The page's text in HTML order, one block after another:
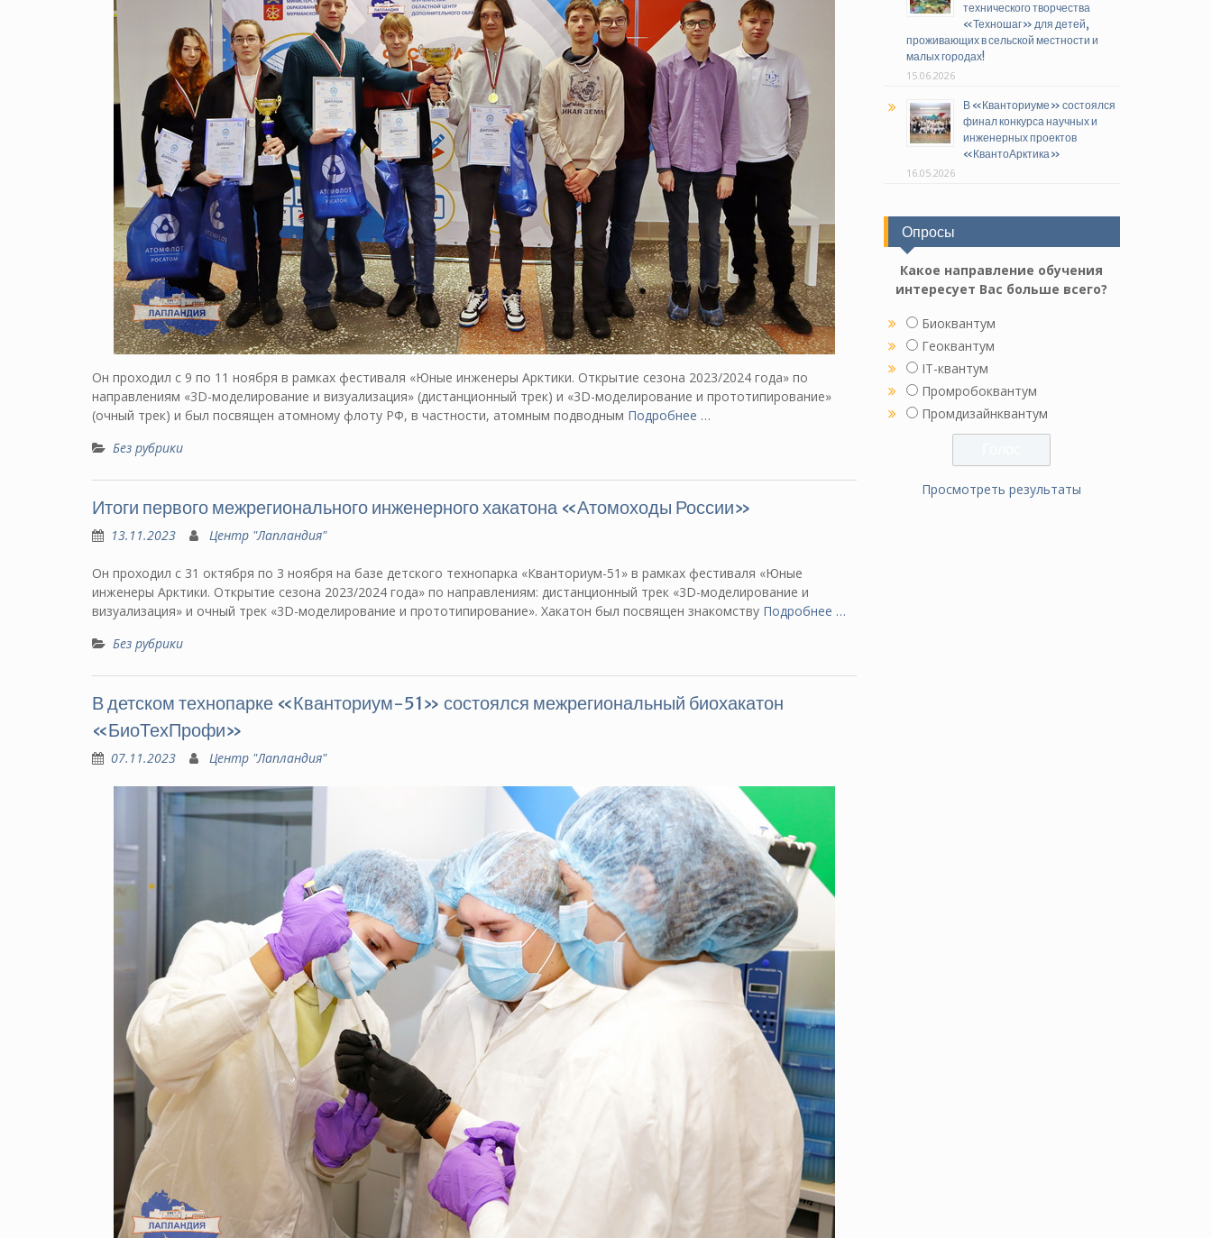
Он проходил с 9 по 11 ноября в рамках фестиваля «Юные инженеры Арктики. Открытие сезона 2023/2024 года» по
направлениям «3D-моделирование и визуализация» (дистанционный трек) и «3D-моделирование и прототипирование»
(очный трек) и был посвящен атомному флоту РФ, в частности, атомным подводным Подробнее …
Без рубрики
Итоги первого межрегионального инженерного хакатона «Атомоходы России»
13.11.2023 Центр "Лапландия"
Он проходил с 31 октября по 3 ноября на базе детского технопарка «Кванториум-51» в рамках фестиваля «Юные
инженеры Арктики. Открытие сезона 2023/2024 года» по направлениям: дистанционный трек «3D-моделирование и
визуализация» и очный трек «3D-моделирование и прототипирование». Хакатон был посвящен знакомству Подробнее …
Без рубрики
В детском технопарке «Кванториум-51» состоялся межрегиональный биохакатон
«БиоТехПрофи»
07.11.2023 Центр "Лапландия"
технического творчества
«Техношаг» для детей,
проживающих в сельской местности и
малых городах!
15.06.2026
В «Кванториуме» состоялся
финал конкурса научных и
инженерных проектов
«КвантоАрктика»
16.05.2026
Опросы
Какое направление обучения
интересует Вас больше всего?
Биоквантум
Геоквантум
IT-квантум
Промробоквантум
Промдизайнквантум
Просмотреть результаты